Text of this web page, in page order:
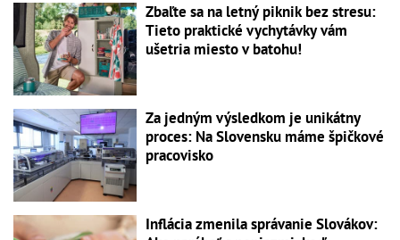
Zbaľte sa na letný piknik bez stresu:
Tieto praktické vychytávky vám
ušetria miesto v batohu!
Za jedným výsledkom je unikátny
proces: Na Slovensku máme špičkové
pracovisko
Inflácia zmenila správanie Slovákov: